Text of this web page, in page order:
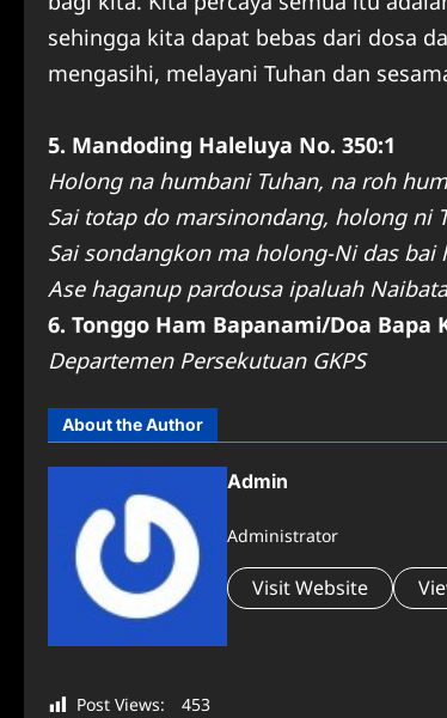
sehingga kita dapat bebas dari dosa
mengasihi, melayani Tuhan dan
5. Mandoding Haleluya No. 350:1
Holong na humbani Tuhan, na roh
Sai totap do marsinondang, holong ni
Sai sondangkon ma holong-Ni das bai
Ase haganup pardousa ipaluah
6. Tonggo Ham Bapanami/Doa Bapa
Departemen Persekutuan GKPS
About the Author
Admin
Administrator
Visit Website
Post Views: 453